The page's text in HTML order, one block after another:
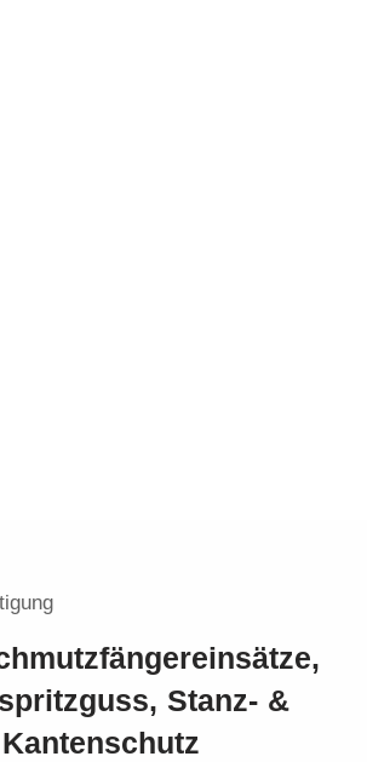
Stanz- &